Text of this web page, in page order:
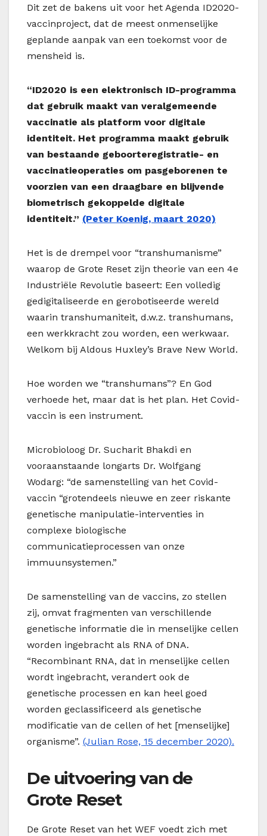
Dit zet de bakens uit voor het Agenda ID2020-
vaccinproject, dat de meest onmenselijke
geplande aanpak van een toekomst voor de
mensheid is.
“ID2020 is een elektronisch ID-programma
dat gebruik maakt van veralgemeende
vaccinatie als platform voor digitale
identiteit. Het programma maakt gebruik
van bestaande geboorteregistratie- en
vaccinatieoperaties om pasgeborenen te
voorzien van een draagbare en blijvende
biometrisch gekoppelde digitale
identiteit.” (Peter Koenig, maart 2020)
Het is de drempel voor “transhumanisme”
waarop de Grote Reset zijn theorie van een 4e
Industriële Revolutie baseert: Een volledig
gedigitaliseerde en gerobotiseerde wereld
waarin transhumaniteit, d.w.z. transhumans,
een werkkracht zou worden, een werkwaar.
Welkom bij Aldous Huxley’s Brave New World.
Hoe worden we “transhumans”? En God
verhoede het, maar dat is het plan. Het Covid-
vaccin is een instrument.
Microbioloog Dr. Sucharit Bhakdi en
vooraanstaande longarts Dr. Wolfgang
Wodarg: “de samenstelling van het Covid-
vaccin “grotendeels nieuwe en zeer riskante
genetische manipulatie-interventies in
complexe biologische
communicatieprocessen van onze
immuunsystemen.”
De samenstelling van de vaccins, zo stellen
zij, omvat fragmenten van verschillende
genetische informatie die in menselijke cellen
worden ingebracht als RNA of DNA.
“Recombinant RNA, dat in menselijke cellen
wordt ingebracht, verandert ook de
genetische processen en kan heel goed
worden geclassificeerd als genetische
modificatie van de cellen of het [menselijke]
organisme”. (Julian Rose, 15 december 2020).
De uitvoering van de
Grote Reset
De Grote Reset van het WEF voedt zich met